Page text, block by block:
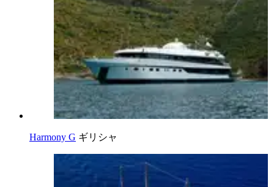
Harmony G ギリシャ